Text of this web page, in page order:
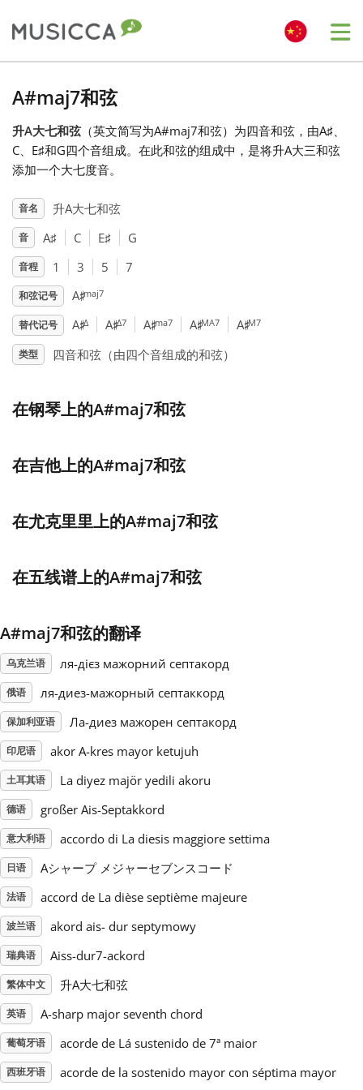
Български
Deutsch
English
Русский
Svenska
Tiếng Việt
简体中文
繁體中文
A#maj7和弦
升A大七和弦 （英文简写为A#maj7和弦）为四音和弦，由A♯、
C、E♯和G四个音组成。在此和弦的组成中，是将升A大三和弦
添加一个大七度音。
音名 升A大七和弦
音 A♯ C E♯ G
音程 1 3 5 7
和弦记号 A♯maj7
替代记号 A♯Δ A♯Δ7 A♯ma7 A♯MA7 A♯M7
类型 四音和弦（由四个音组成的和弦）
在钢琴上的A#maj7和弦
在吉他上的A#maj7和弦
在尤克里里上的A#maj7和弦
在五线谱上的A#maj7和弦
A#maj7和弦的翻译
乌克兰语 ля-дієз мажорний септакорд
俄语 ля-диез-мажорный септаккорд
保加利亚语 Ла-диез мажорен септакорд
印尼语 akor A-kres mayor ketujuh
土耳其语 La diyez majör yedili akoru
德语 großer Ais-Septakkord
意大利语 accordo di La diesis maggiore settima
日语 Aシャープ メジャーセブンスコード
法语 accord de La dièse septième majeure
波兰语 akord ais- dur septymowy
瑞典语 Aiss-dur7-ackord
繁体中文 升A大七和弦
英语 A-sharp major seventh chord
葡萄牙语 acorde de Lá sustenido de 7ª maior
西班牙语 acorde de la sostenido mayor con séptima mayor